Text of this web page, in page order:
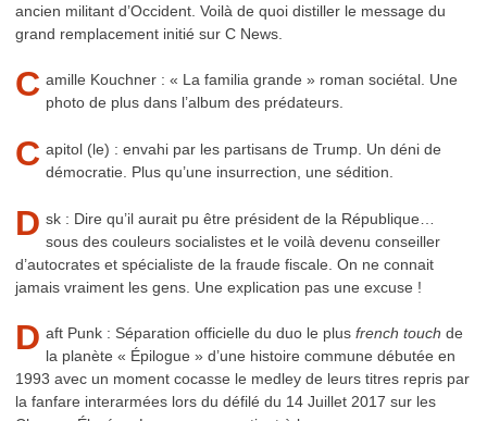
ancien militant d’Occident. Voilà de quoi distiller le message du
grand remplacement initié sur C News.
C amille Kouchner : « La familia grande » roman sociétal. Une
photo de plus dans l’album des prédateurs.
C apitol (le) : envahi par les partisans de Trump. Un déni de
démocratie. Plus qu’une insurrection, une sédition.
D sk : Dire qu’il aurait pu être président de la République…
sous des couleurs socialistes et le voilà devenu conseiller
d’autocrates et spécialiste de la fraude fiscale. On ne connait
jamais vraiment les gens. Une explication pas une excuse !
D aft Punk : Séparation officielle du duo le plusfrench touch de
la planète « Épilogue » d’une histoire commune débutée en
1993 avec un moment cocasse le medley de leurs titres repris par
la fanfare interarmées lors du défilé du 14 Juillet 2017 sur les